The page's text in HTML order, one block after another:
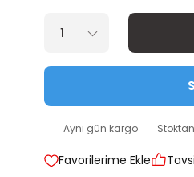
Aynı gün kargo